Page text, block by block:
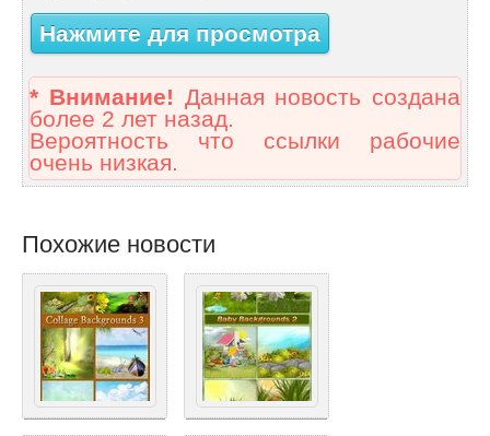
Нажмите для просмотра
* Внимание! Данная новость создана
более 2 лет назад.
Вероятность что ссылки рабочие
очень низкая.
Похожие новости